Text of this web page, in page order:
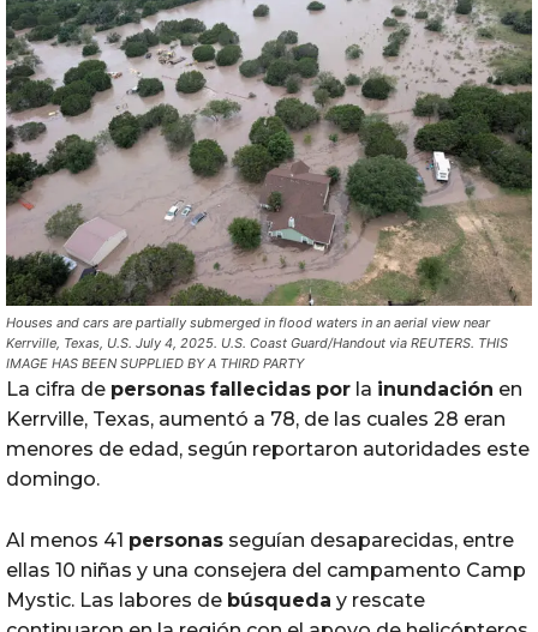
Houses and cars are partially submerged in flood waters in an aerial view near
Kerrville, Texas, U.S. July 4, 2025. U.S. Coast Guard/Handout via REUTERS. THIS
IMAGE HAS BEEN SUPPLIED BY A THIRD PARTY
La cifra de personas fallecidas por la inundación en
Kerrville, Texas, aumentó a 78, de las cuales 28 eran
menores de edad, según reportaron autoridades este
domingo.
Al menos 41 personas seguían desaparecidas, entre
ellas 10 niñas y una consejera del campamento Camp
Mystic. Las labores de búsqueda y rescate